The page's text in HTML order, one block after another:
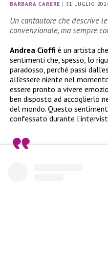
BARBARA CARERE | 31 LUGLIO
Un cantautore che descrive
convenzionale, ma sempre
Andrea Cioffi è un artista
sentimenti che, spesso, lo
paradosso, perché passi
all’essere niente nel
essere pronto a vivere
ben disposto ad accoglierlo
del mondo. Questo
confessato durante